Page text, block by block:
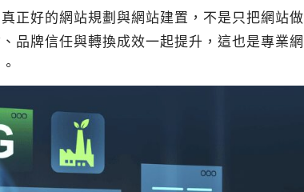
正好的網站規劃與網站建置，不是只把網站做
品牌信任與轉換成效一起提升，這也是專業網